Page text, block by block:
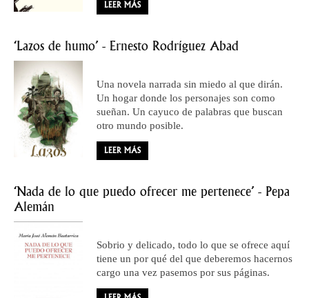
LEER MÁS
‘Lazos de humo’ - Ernesto Rodríguez Abad
Una novela narrada sin miedo al que dirán.
Un hogar donde los personajes son como
sueñan. Un cayuco de palabras que buscan
otro mundo posible.
LEER MÁS
‘Nada de lo que puedo ofrecer me pertenece’ - Pepa
Alemán
Sobrio y delicado, todo lo que se ofrece aquí
tiene un por qué del que deberemos hacernos
cargo una vez pasemos por sus páginas.